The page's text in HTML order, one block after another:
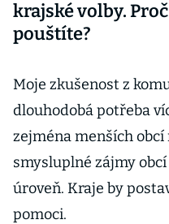
krajské volby.
pouštíte?
Moje zkušenost z
dlouhodobá potřeba
zejména menších obcí
smysluplné zájmy
úroveň. Kraje by
pomoci.